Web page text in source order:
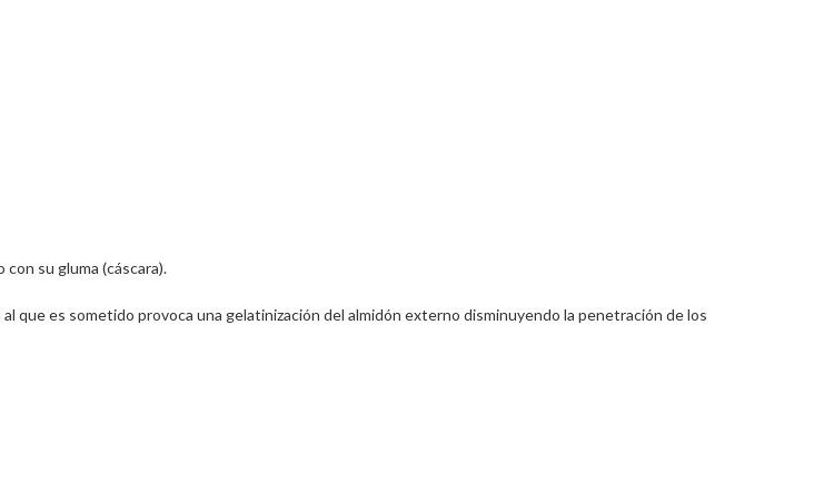
su gluma (cáscara).
que es sometido provoca una gelatinización del almidón externo disminuyendo la penetración de los